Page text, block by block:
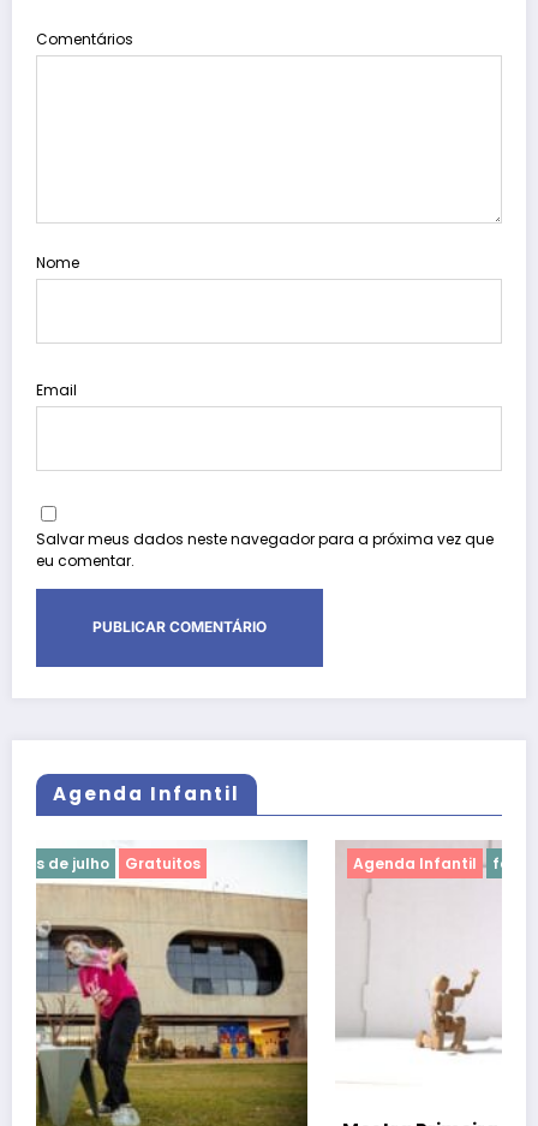
Comentários
Nome
Email
Salvar meus dados neste navegador para a próxima vez que
eu comentar.
Agenda Infantil
Agenda Infantil férias de julho Gratuitos